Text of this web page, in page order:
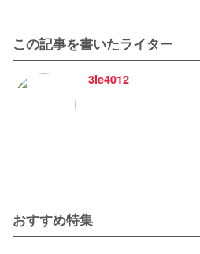
この記事を書いたライター
3ie4012
おすすめ特集